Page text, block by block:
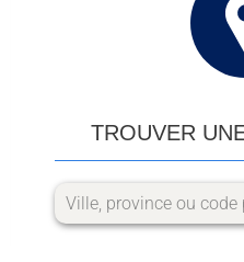
TROUVER